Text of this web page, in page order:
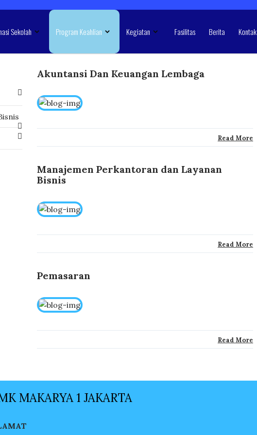
Sekolah Program Keahlian Kegiatan Fasilitas Berita Kontak
Akuntansi Dan Keuangan Lembaga
Read More
Manajemen Perkantoran dan Layanan
Bisnis
Read More
Pemasaran
Read More
MAKARYA 1 JAKARTA